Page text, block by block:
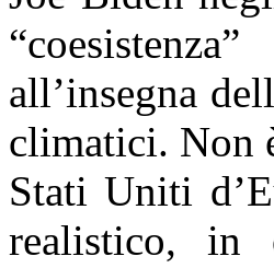
all’insegna
climatici. Non
Stati Uniti
realistico, in